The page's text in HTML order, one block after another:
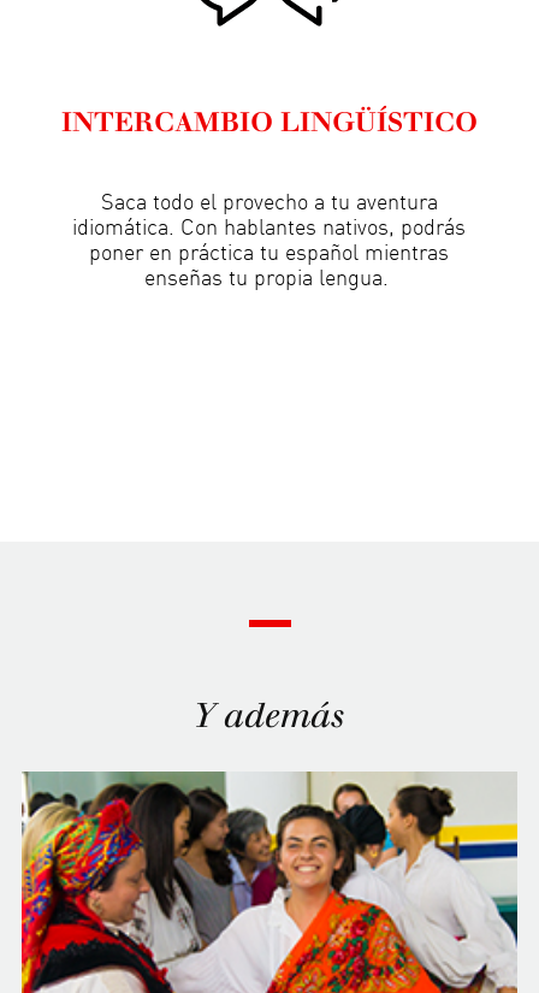
INTERCAMBIO LINGÜÍSTICO
Saca todo el provecho a tu aventura
idiomática. Con hablantes nativos, podrás
poner en práctica tu español mientras
enseñas tu propia lengua.
Y además